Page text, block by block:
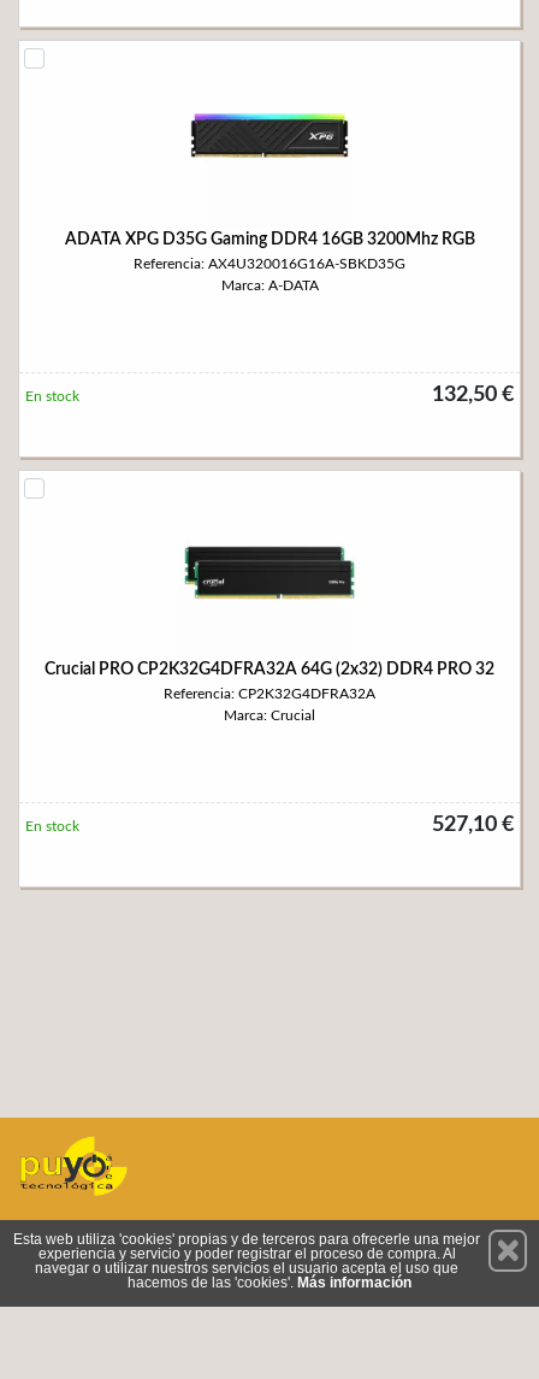
ADATA XPG D35G Gaming DDR4 16GB 3200Mhz RGB
Referencia: AX4U320016G16A-SBKD35G
Marca: A-DATA
132,50 €
En stock
Crucial PRO CP2K32G4DFRA32A 64G (2x32) DDR4 PRO 32
Referencia: CP2K32G4DFRA32A
Marca: Crucial
527,10 €
En stock
Suscríbete
Esta web utiliza 'cookies' propias y de terceros para ofrecerle una mejor
experiencia y servicio y poder registrar el proceso de compra. Al
navegar o utilizar nuestros servicios el usuario acepta el uso que
hacemos de las 'cookies'. Más información